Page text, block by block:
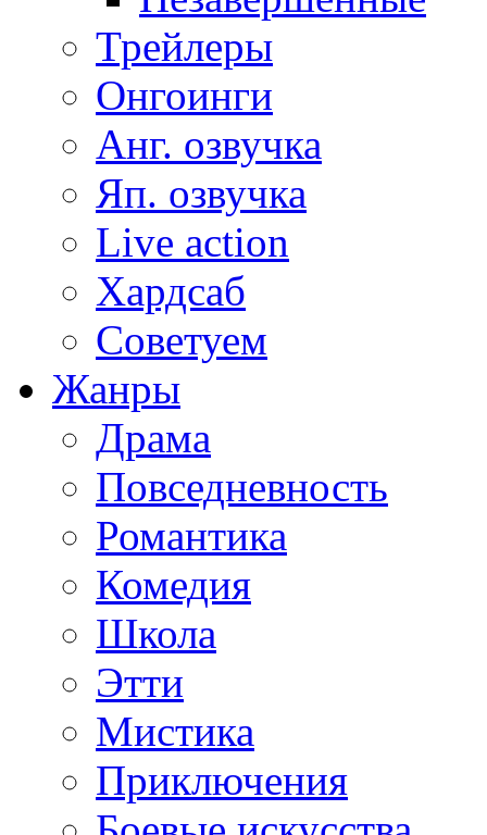
Трейлеры
Онгоинги
Анг. озвучка
Яп. озвучка
Live action
Хардсаб
Советуем
Жанры
Драма
Повседневность
Романтика
Комедия
Школа
Этти
Мистика
Приключения